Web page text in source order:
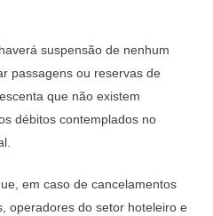
suspensão de nenhum
passagens ou reservas de
que não existem
débitos contemplados no
em caso de cancelamentos
operadores do setor hoteleiro e